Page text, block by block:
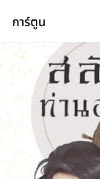
การ์ตูน